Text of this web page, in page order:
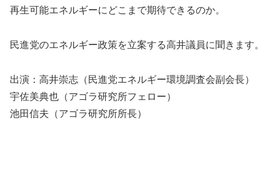
再生可能エネルギーにどこまで期待できるのか。
民進党のエネルギー政策を立案する高井議員に聞きます。
出演：高井崇志（民進党エネルギー環境調査会副会長）
宇佐美典也（アゴラ研究所フェロー）
池田信夫（アゴラ研究所所長）